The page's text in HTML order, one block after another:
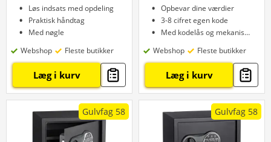
Løs indsats med opdeling
Praktisk håndtag
Med nøgle
Webshop
Fleste butikker
Læg i kurv
Opbevar dine værdier
3-8 cifret egen kode
Med kodelås og mekanisk nøgle
Webshop
Fleste butikker
Læg i kurv
Gulvfag 58 Gulvfag 58